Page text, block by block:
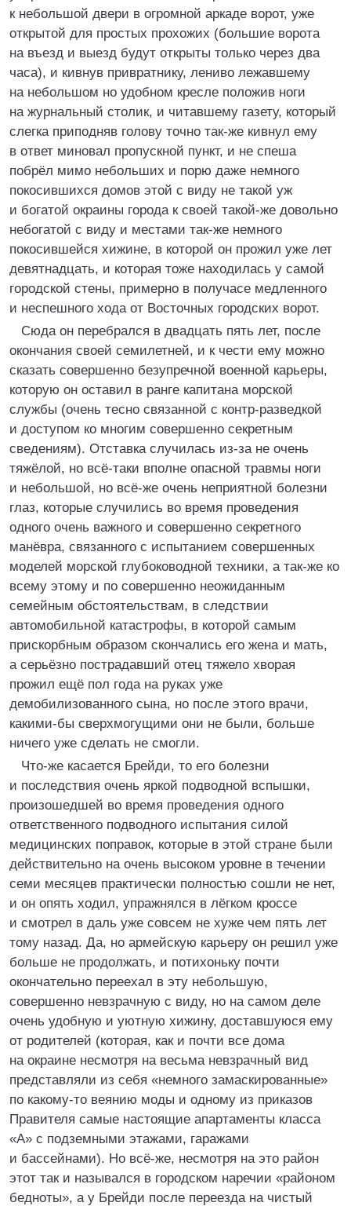
к небольшой двери в огромной аркаде ворот, уже
открытой для простых прохожих (большие ворота
на въезд и выезд будут открыты только через два
часа), и кивнув привратнику, лениво лежавшему
на небольшом но удобном кресле положив ноги
на журнальный столик, и читавшему газету, который
слегка приподняв голову точно так-же кивнул ему
в ответ миновал пропускной пункт, и не спеша
побрёл мимо небольших и порю даже немного
покосившихся домов этой с виду не такой уж
и богатой окраины города к своей такой-же довольно
небогатой с виду и местами так-же немного
покосившейся хижине, в которой он прожил уже лет
девятнадцать, и которая тоже находилась у самой
городской стены, примерно в получасе медленного
и неспешного хода от Восточных городских ворот.
Сюда он перебрался в двадцать пять лет, после
окончания своей семилетней, и к чести ему можно
сказать совершенно безупречной военной карьеры,
которую он оставил в ранге капитана морской
службы (очень тесно связанной с контр-разведкой
и доступом ко многим совершенно секретным
сведениям). Отставка случилась из-за не очень
тяжёлой, но всё-таки вполне опасной травмы ноги
и небольшой, но всё-же очень неприятной болезни
глаз, которые случились во время проведения
одного очень важного и совершенно секретного
манёвра, связанного с испытанием совершенных
моделей морской глубоководной техники, а так-же ко
всему этому и по совершенно неожиданным
семейным обстоятельствам, в следствии
автомобильной катастрофы, в которой самым
прискорбным образом скончались его жена и мать,
а серьёзно пострадавший отец тяжело хворая
прожил ещё пол года на руках уже
демобилизованного сына, но после этого врачи,
какими-бы сверхмогущими они не были, больше
ничего уже сделать не смогли.
Что-же касается Брейди, то его болезни
и последствия очень яркой подводной вспышки,
произошедшей во время проведения одного
ответственного подводного испытания силой
медицинских поправок, которые в этой стране были
действительно на очень высоком уровне в течении
семи месяцев практически полностью сошли не нет,
и он опять ходил, упражнялся в лёгком кроссе
и смотрел в даль уже совсем не хуже чем пять лет
тому назад. Да, но армейскую карьеру он решил уже
больше не продолжать, и потихоньку почти
окончательно переехал в эту небольшую,
совершенно невзрачную с виду, но на самом деле
очень удобную и уютную хижину, доставшуюся ему
от родителей (которая, как и почти все дома
на окраине несмотря на весьма невзрачный вид
представляли из себя «немного замаскированные»
по какому-то веянию моды и одному из приказов
Правителя самые настоящие апартаменты класса
«А» с подземными этажами, гаражами
и бассейнами). Но всё-же, несмотря на это район
этот так и назывался в городском наречии «районом
бедноты», а у Брейди после переезда на чистый